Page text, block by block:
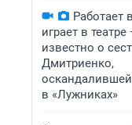
Работает
играет в
известно о
Дмитриенко,
в «Лужниках»